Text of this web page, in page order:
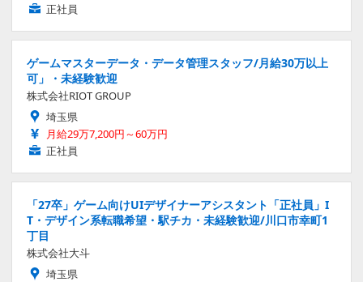
正社員
ゲームマスターデータ・データ管理スタッフ/月給30万以上
可」・未経験歓迎
株式会社RIOT GROUP
埼玉県
月給29万7,200円～60万円
正社員
「27卒」ゲーム向けUIデザイナーアシスタント「正社員」I
T・デザイン系転職希望・駅チカ・未経験歓迎/川口市幸町1
丁目
株式会社大斗
埼玉県